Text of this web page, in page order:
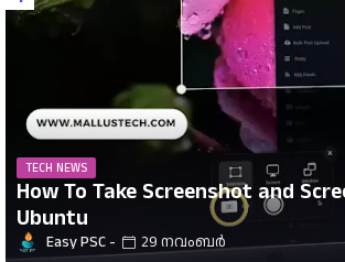
TECH NEWS
How To Take Screenshot and
Ubuntu
Easy PSC 29 നവംബർ